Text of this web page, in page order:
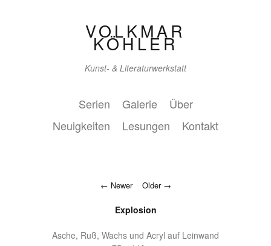
VOLKMAR
KÖHLER
Kunst- & Literaturwerkstatt
Serien Galerie
Über
Neuigkeiten
Lesungen Kontakt
Newer Older
Explosion
Asche, Ruß, Wachs und Acryl auf Leinwand